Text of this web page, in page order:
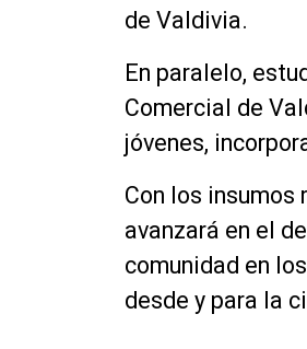
de Valdivia.
En paralelo,
Comercial de
jóvenes,
Con los
avanzará en el
comunidad en
desde y para la